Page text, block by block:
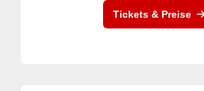
Tickets & Preise